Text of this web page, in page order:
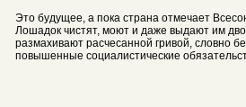
Это будущее, а пока страна отмечает
Лошадок чистят, моют и даже выдают им
размахивают расчесанной гривой, словно
повышенные социалистические